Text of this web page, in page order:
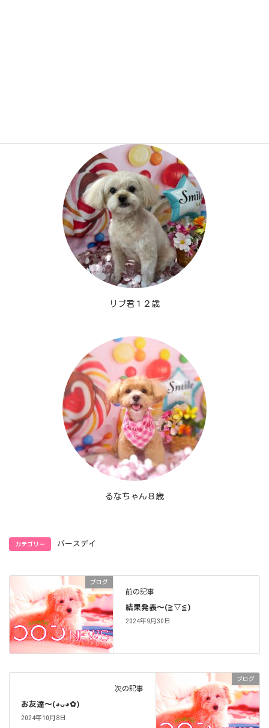
リブ君１２歳
るなちゃん８歳
カテゴリー バースデイ
ブログ
前の記事
結果発表〜(⁠≧⁠▽⁠≦⁠)
2024年9月30日
ブログ
次の記事
お友達〜(⁠◕⁠ᴗ⁠◕⁠✿⁠)
2024年10月8日